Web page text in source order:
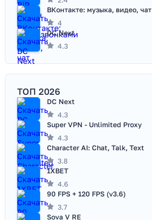
ВКонтакте: музыка, видео, чат
4
DC Next
4.3
ТОП 2026
DC Next
4.3
Super VPN - Unlimited Proxy
4.3
Character AI: Chat, Talk, Text
3.8
1XBET
4.6
90 FPS + 120 FPS (v3.6)
3.7
Sova V RE